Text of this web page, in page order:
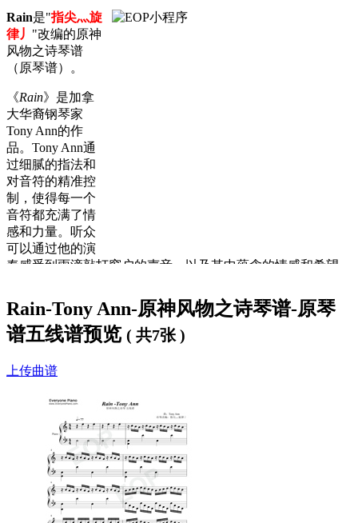
Rain是"指尖灬旋
律丿 "改编的原神
风物之诗琴谱
（原琴谱）。
《Rain》是加拿
大华裔钢琴家
Tony Ann的作
品。Tony Ann通
过细腻的指法和
对音符的精准控
制，使得每一个
音符都充满了情
感和力量。听众
可以通过他的演
奏感受到雨滴敲打窗户的声音，以及其中蕴含的情感和希望‌。
该谱子是EOP特意为原神风物之诗琴制作的21音弹奏谱，因为
原琴只有21个音，因此可能曲子中个别音会有所修改。
下载EOP最新版程序。
运行软件，菜单->设置->选项
奏”和“键位映射”。
加载键盘模式：菜单->键盘
2、建议看简谱来学习弹奏
Rain-Tony Ann-原神风物之诗琴谱-原琴
谱五线谱预览 ( 共7张 )
上传曲谱